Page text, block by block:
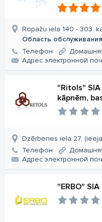
Ropažu iela 140 - 303.
Область
Телефон
Aдрес электронной
"Ritols"
kāpnēm,
Dzērbenes iela 27,
Телефон
Aдрес электронной
"ERBO" SIA